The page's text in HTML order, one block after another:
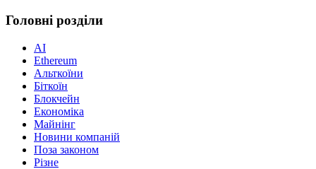
Головні розділи
AI
Ethereum
Альткоїни
Біткоїн
Блокчейн
Економіка
Майнінг
Новини компаній
Поза законом
Різне